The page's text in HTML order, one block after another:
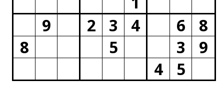
9
2 3 4 6
8
8
5 3
9
4
5